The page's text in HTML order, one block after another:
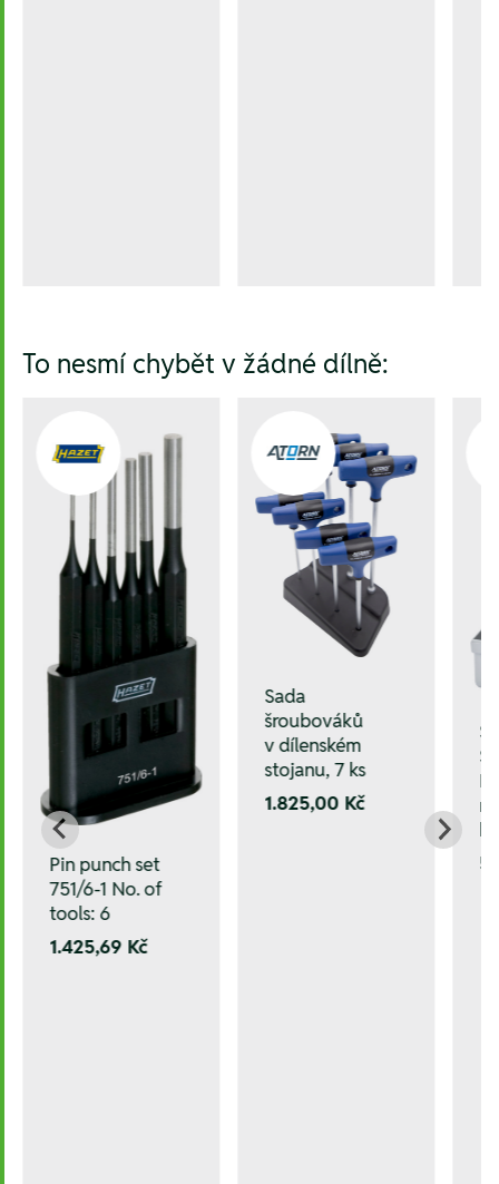
To nesmí chybět v žádné dílně:
Pin punch set
751/6-1 No. of
tools: 6
1.425,69 Kč
Sada
šroubováků
v dílenském
stojanu, 7 ks
1.825,00 Kč